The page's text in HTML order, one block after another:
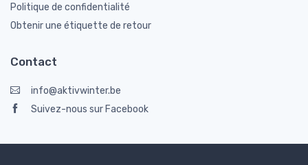
Politique de confidentialité
Obtenir une étiquette de retour
Contact
info@aktivwinter.be
Suivez-nous sur Facebook